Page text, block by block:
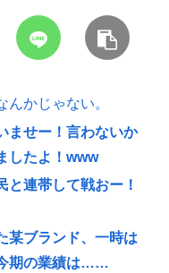
かじゃない。
ませー！言わないか
したよ！www
と連帯して戦おー！
某ブランド、一時は
期の業績は……